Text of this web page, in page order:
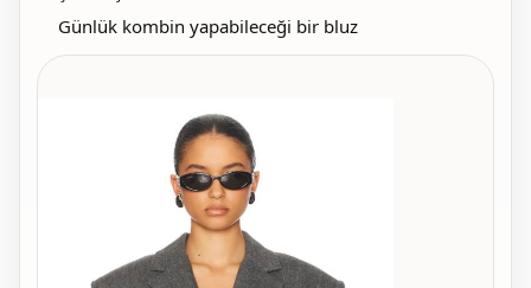
Günlük kombin yapabileceği bir bluz